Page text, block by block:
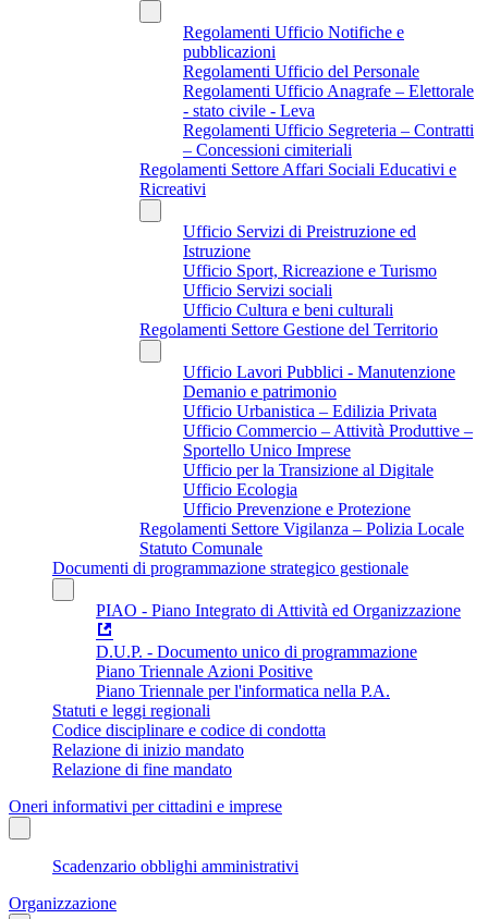
Regolamenti Ufficio Notifiche e
pubblicazioni
Regolamenti Ufficio del Personale
Regolamenti Ufficio Anagrafe – Elettorale
- stato civile - Leva
Regolamenti Ufficio Segreteria – Contratti
– Concessioni cimiteriali
Regolamenti Settore Affari Sociali Educativi e
Ricreativi
Ufficio Servizi di Preistruzione ed
Istruzione
Ufficio Sport, Ricreazione e Turismo
Ufficio Servizi sociali
Ufficio Cultura e beni culturali
Regolamenti Settore Gestione del Territorio
Ufficio Lavori Pubblici - Manutenzione
Demanio e patrimonio
Ufficio Urbanistica – Edilizia Privata
Ufficio Commercio – Attività Produttive –
Sportello Unico Imprese
Ufficio per la Transizione al Digitale
Ufficio Ecologia
Ufficio Prevenzione e Protezione
Regolamenti Settore Vigilanza – Polizia Locale
Statuto Comunale
Documenti di programmazione strategico gestionale
PIAO - Piano Integrato di Attività ed Organizzazione
D.U.P. - Documento unico di programmazione
Piano Triennale Azioni Positive
Piano Triennale per l'informatica nella P.A.
Statuti e leggi regionali
Codice disciplinare e codice di condotta
Relazione di inizio mandato
Relazione di fine mandato
Oneri informativi per cittadini e imprese
Scadenzario obblighi amministrativi
Organizzazione